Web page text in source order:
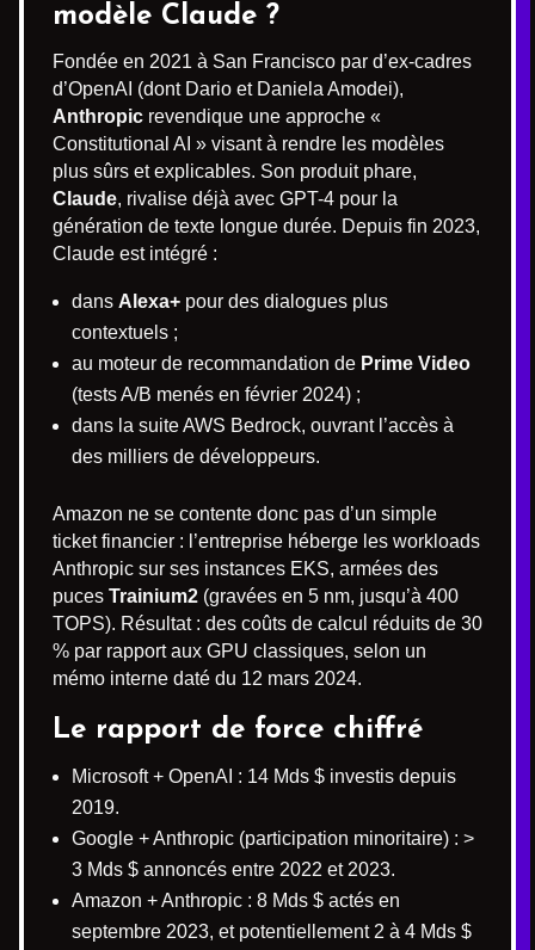
modèle Claude ?
Fondée en 2021 à San Francisco par d’ex-cadres
d’OpenAI (dont Dario et Daniela Amodei),
Anthropic revendique une approche «
Constitutional AI » visant à rendre les modèles
plus sûrs et explicables. Son produit phare,
Claude, rivalise déjà avec GPT-4 pour la
génération de texte longue durée. Depuis fin 2023,
Claude est intégré :
dans Alexa+ pour des dialogues plus
contextuels ;
au moteur de recommandation de Prime Video
(tests A/B menés en février 2024) ;
dans la suite AWS Bedrock, ouvrant l’accès à
des milliers de développeurs.
Amazon ne se contente donc pas d’un simple
ticket financier : l’entreprise héberge les workloads
Anthropic sur ses instances EKS, armées des
puces Trainium2 (gravées en 5 nm, jusqu’à 400
TOPS). Résultat : des coûts de calcul réduits de 30
% par rapport aux GPU classiques, selon un
mémo interne daté du 12 mars 2024.
Le rapport de force chiffré
Microsoft + OpenAI : 14 Mds $ investis depuis
2019.
Google + Anthropic (participation minoritaire) : >
3 Mds $ annoncés entre 2022 et 2023.
Amazon + Anthropic : 8 Mds $ actés en
septembre 2023, et potentiellement 2 à 4 Mds $